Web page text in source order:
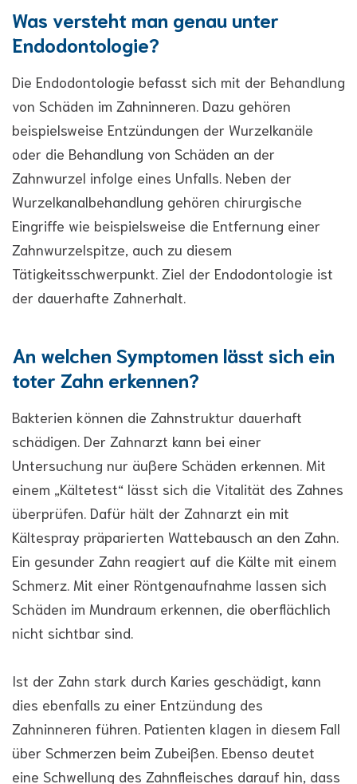
Was versteht man genau unter
Endodontologie?
Die Endodontologie befasst sich mit der Behandlung
von Schäden im Zahninneren. Dazu gehören
beispielsweise Entzündungen der Wurzelkanäle
oder die Behandlung von Schäden an der
Zahnwurzel infolge eines Unfalls. Neben der
Wurzelkanalbehandlung gehören chirurgische
Eingriffe wie beispielsweise die Entfernung einer
Zahnwurzelspitze, auch zu diesem
Tätigkeitsschwerpunkt. Ziel der Endodontologie ist
der dauerhafte Zahnerhalt.
An welchen Symptomen lässt sich ein
toter Zahn erkennen?
Bakterien können die Zahnstruktur dauerhaft
schädigen. Der Zahnarzt kann bei einer
Untersuchung nur äußere Schäden erkennen. Mit
einem „Kältetest“ lässt sich die Vitalität des Zahnes
überprüfen. Dafür hält der Zahnarzt ein mit
Kältespray präparierten Wattebausch an den Zahn.
Ein gesunder Zahn reagiert auf die Kälte mit einem
Schmerz. Mit einer Röntgenaufnahme lassen sich
Schäden im Mundraum erkennen, die oberflächlich
nicht sichtbar sind.
Ist der Zahn stark durch Karies geschädigt, kann
dies ebenfalls zu einer Entzündung des
Zahninneren führen. Patienten klagen in diesem Fall
über Schmerzen beim Zubeißen. Ebenso deutet
eine Schwellung des Zahnfleisches darauf hin, dass